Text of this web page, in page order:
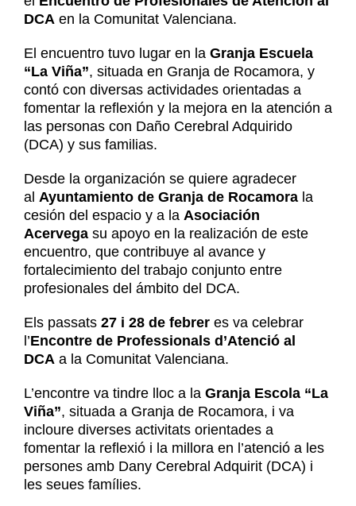
Noticias
Contacto
Contacto
DCA en la Comunitat Valenciana.
El encuentro tuvo lugar en la Granja Escuela
“La Viña”, situada en Granja de Rocamora, y
contó con diversas actividades orientadas a
fomentar la reflexión y la mejora en la atención a
las personas con Daño Cerebral Adquirido
(DCA) y sus familias.
Desde la organización se quiere agradecer
al Ayuntamiento de Granja de Rocamorala
cesión del espacio y a la Asociación
Acervegasu apoyo en la realización de este
encuentro, que contribuye al avance y
fortalecimiento del trabajo conjunto entre
profesionales del ámbito del DCA.
Els passats 27 i 28 de febreres va celebrar
l’Encontre de Professionals d’Atenció al
DCA a la Comunitat Valenciana.
L’encontre va tindre lloc a la Granja Escola “La
Viña”, situada a Granja de Rocamora, i va
incloure diverses activitats orientades a
fomentar la reflexió i la millora en l’atenció a les
persones amb Dany Cerebral Adquirit (DCA) i
les seues famílies.